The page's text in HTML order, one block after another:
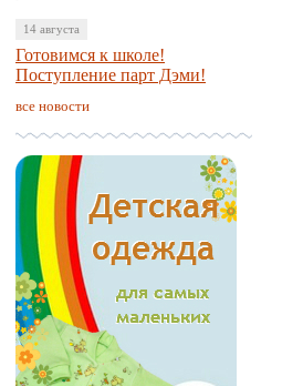
14 августа
Готовимся к школе!
Поступление парт Дэми!
все новости